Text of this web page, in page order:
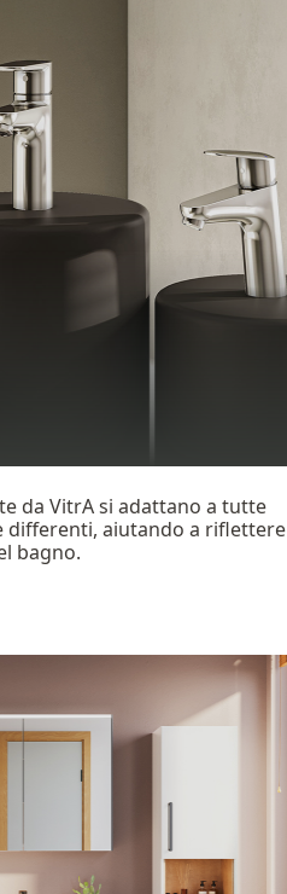
da VitrA si adattano a tutte
differenti, aiutando a riflettere
bagno.